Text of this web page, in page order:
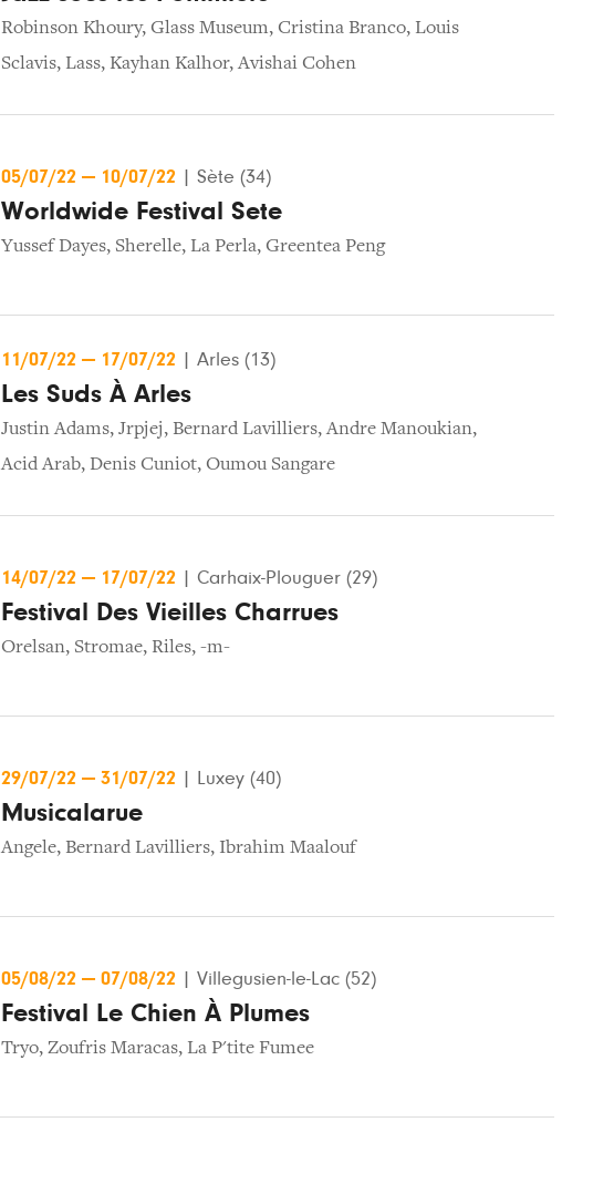
Robinson Khoury, Glass Museum, Cristina Branco, Louis
Sclavis, Lass, Kayhan Kalhor,Avishai Cohen
05/07/22 — 10/07/22 Sète (34)
Worldwide Festival Sete
Yussef Dayes, Sherelle, La Perla, Greentea Peng
11/07/22 — 17/07/22 Arles (13)
Les Suds À Arles
Justin Adams, Jrpjej, Bernard Lavilliers,Andre Manoukian,
Acid Arab, Denis Cuniot, Oumou Sangare
14/07/22 — 17/07/22 Carhaix-Plouguer (29)
Festival Des Vieilles Charrues
Orelsan, Stromae, Riles, -m-
29/07/22 — 31/07/22 Luxey (40)
Musicalarue
Angele, Bernard Lavilliers, Ibrahim Maalouf
05/08/22 — 07/08/22 Villegusien-le-Lac (52)
Festival Le Chien À Plumes
Tryo, Zoufris Maracas, La P'tite Fumee